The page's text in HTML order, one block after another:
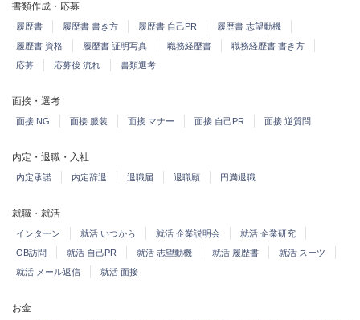
書類作成・応募
履歴書 履歴書 書き方 履歴書 自己PR
履歴書 志望動機
履歴書 資格
履歴書 証明写真 職務経歴書
職務経歴書 書き方
応募
応募後 流れ 書類選考
面接・選考
面接 NG 面接 服装 面接 マナー 面接 自己PR 面接 逆質問
内定・退職・入社
内定承諾 内定辞退 退職届 退職願 円満退職
就職・就活
インターン 就活 いつから 就活 企業説明会
就活 企業研究
OB訪問
就活 自己PR 就活 志望動機 就活 履歴書
就活 スーツ
就活 メール返信
就活 面接
お金